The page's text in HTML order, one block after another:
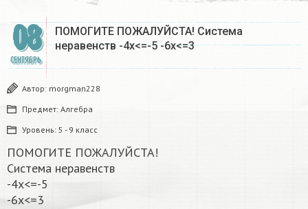
08
СЕНТЯБРЬ
ПОМОГИТЕ ПОЖАЛУЙСТА! Система
неравенств -4х<=-5 -6х<=3
Автор: morgman228
Предмет: Алгебра
Уровень: 5 - 9 класс
ПОМОГИТЕ ПОЖАЛУЙСТА!
Система неравенств
-4х<=-5
-6х<=3